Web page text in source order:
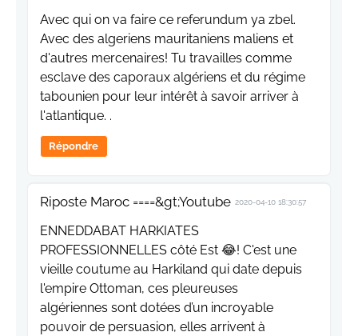
Avec qui on va faire ce referundum ya zbel.
Avec des algeriens mauritaniens maliens et
d'autres mercenaires! Tu travailles comme
esclave des caporaux algériens et du régime
tabounien pour leur intérêt à savoir arriver à
l'atlantique. .
Répondre
Riposte Maroc ====&gt;Youtube 2020-04-10 18:30:57
ENNEDDABAT HARKIATES
PROFESSIONNELLES côté Est 😂! C'est une
vieille coutume au Harkiland qui date depuis
l'empire Ottoman, ces pleureuses
algériennes sont dotées d’un incroyable
pouvoir de persuasion, elles arrivent à